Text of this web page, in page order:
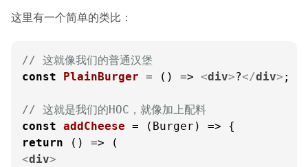
这里有一个简单的类比：
// 这就像我们的普通汉堡
const
PlainBurger = ( ) => <div>?</div> ;
// 这就是我们的HOC，就像加上配料
const addCheese = ( Burger
return
() =>
<div>